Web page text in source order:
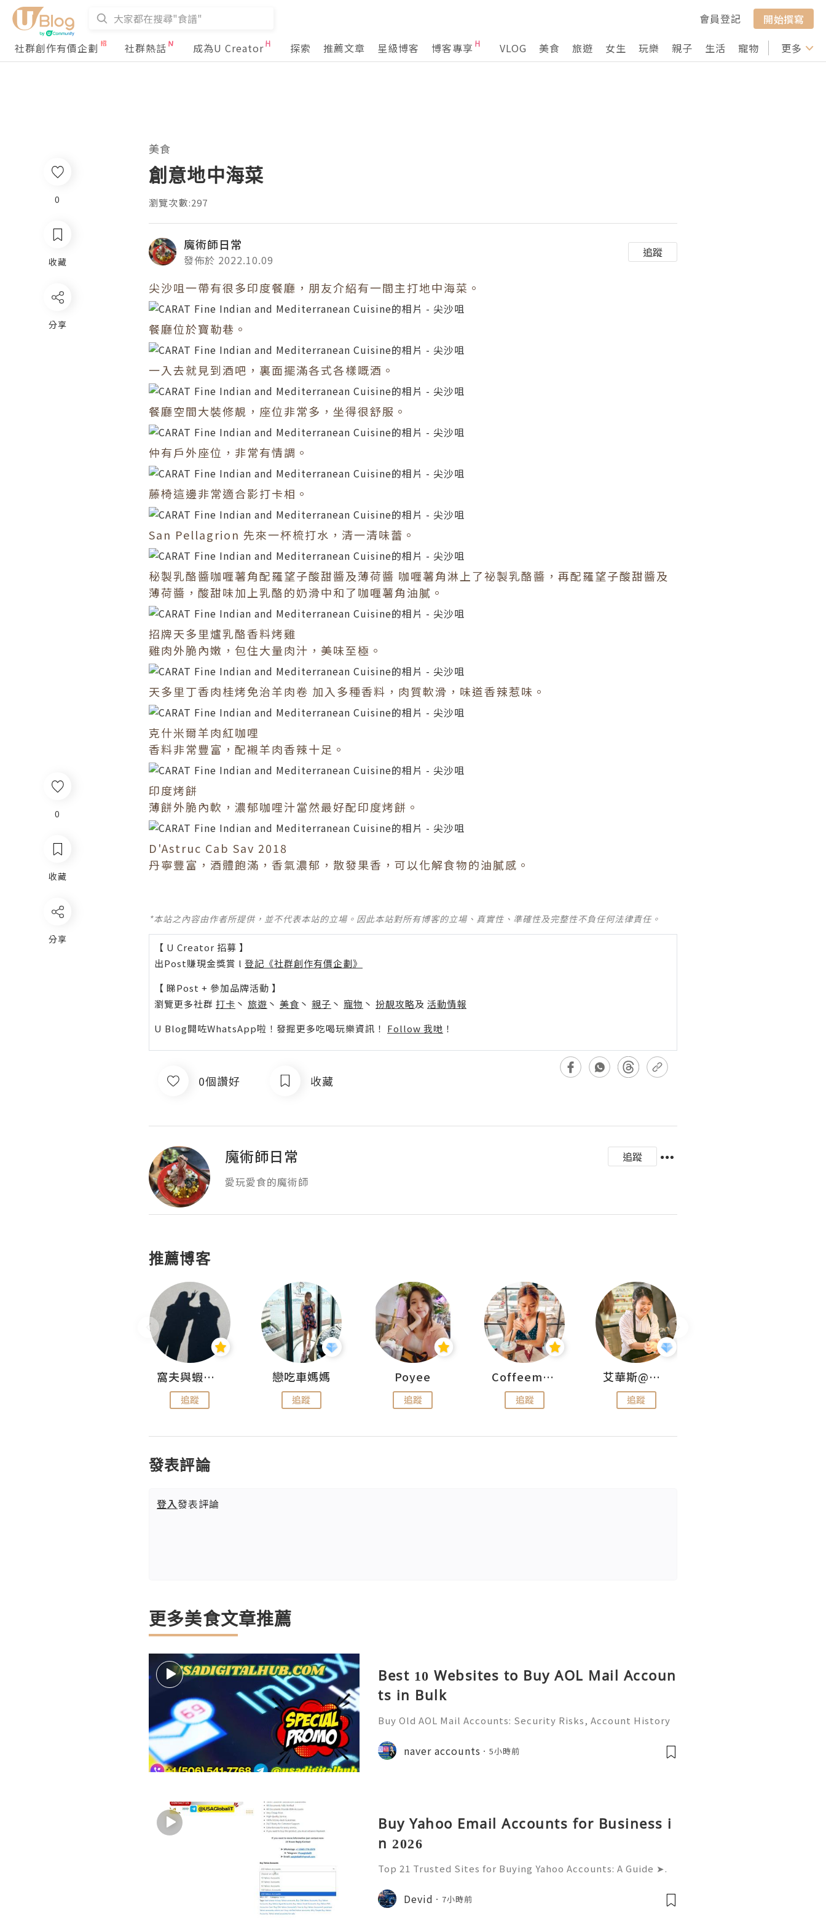
會員登記
開始撰寫
社群創作有價企劃
社群熱話 成為U Creator 探索 推薦文章 星級博客 博客專享 VLOG 美食 旅遊 女生 玩樂 親子 生活 寵物 行山 打卡
更多
0
收藏
分享
美食
創意地中海菜
瀏覽次數:297
魔術師日常
發佈於 2022.10.09
追蹤
尖沙咀一帶有很多印度餐廳，朋友介紹有一間主打地中海菜。
餐廳位於寶勒巷。
一入去就見到酒吧，裏面擺滿各式各樣嘅酒。
餐廳空間大裝修靚，座位非常多，坐得很舒服。
仲有戶外座位，非常有情調。
藤椅這邊非常適合影打卡相。
San Pellagrion 先來一杯梳打水，清一清味蕾。
秘製乳酪醬咖喱薯角配羅望子酸甜醬及薄荷醬 咖喱薯角淋上了祕製乳酪醬，再配羅望子酸甜醬及
薄荷醬，酸甜味加上乳酪的奶滑中和了咖喱薯角油膩。
招牌天多里爐乳酪香料烤雞
雞肉外脆內嫩，包住大量肉汁，美味至極。
天多里丁香肉桂烤免治羊肉卷 加入多種香料，肉質軟滑，味道香辣惹味。
克什米爾羊肉紅咖哩
香料非常豐富，配襯羊肉香辣十足。
印度烤餅
薄餅外脆內軟，濃郁咖哩汁當然最好配印度烤餅。
D'Astruc Cab Sav 2018
丹寧豐富，酒體飽滿，香氣濃郁，散發果香，可以化解食物的油膩感。
*本站之內容由作者所提供，並不代表本站的立場。因此本站對所有博客的立場、真實性、準確性及完整性不負任何法律責任。
【 U Creator 招募 】
出Post賺現金獎賞 l 登記《社群創作有價企劃》
【 睇Post + 參加品牌活動 】
瀏覽更多社群 打卡 丶 旅遊 丶 美食 丶 親子 丶 寵物 丶 扮靚攻略及 活動情報
U Blog開咗WhatsApp啦！發掘更多吃喝玩樂資訊！ Follow 我哋 ！
0個讚好 收藏
魔術師日常
追蹤
愛玩愛食的魔術師
推薦博客
窩夫與蝦子餅
追蹤
戀吃車媽媽
追蹤
Poyee
追蹤
Coffeemeetjojo
追蹤
艾華斯@鄭大小姐工房
追蹤
發表評論
登入發表評論
更多美食文章推薦
Best 10 Websites to Buy AOL Mail Accoun
ts in Bulk
Buy Old AOL Mail Accounts: Security Risks, Account History
Reliable 24/7 Customer Support 💫💎💲💫🌐✨💎WhatsApp :+1
(506) 541-7768 💫💎💲💫🌐✨💎Telegram: @usadig
naver accounts 5小時前
Buy Yahoo Email Accounts for Business i
n 2026
Top 21 Trusted Sites for Buying Yahoo Accounts: A Guide ➤.
➤ Email: usaglobalit@gmail.com ➤.➤.........➤.➤..........➤.➤......
Devid 7小時前
0
收藏
分享